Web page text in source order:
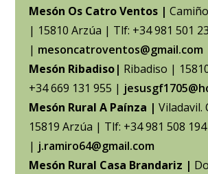
Mesón Os Catro Ventos |
| 15810 Arzúa | Tlf: +34 981 501
| mesoncatroventos@gmail.com
Mesón Ribadiso| Ribadiso |
+34 669 131 955 |
Mesón Rural A Paínza | Viladavil.
15819 Arzúa | Tlf: +34 981 508 194
| j.ramiro64@gmail.com
Mesón Rural Casa Brandariz |